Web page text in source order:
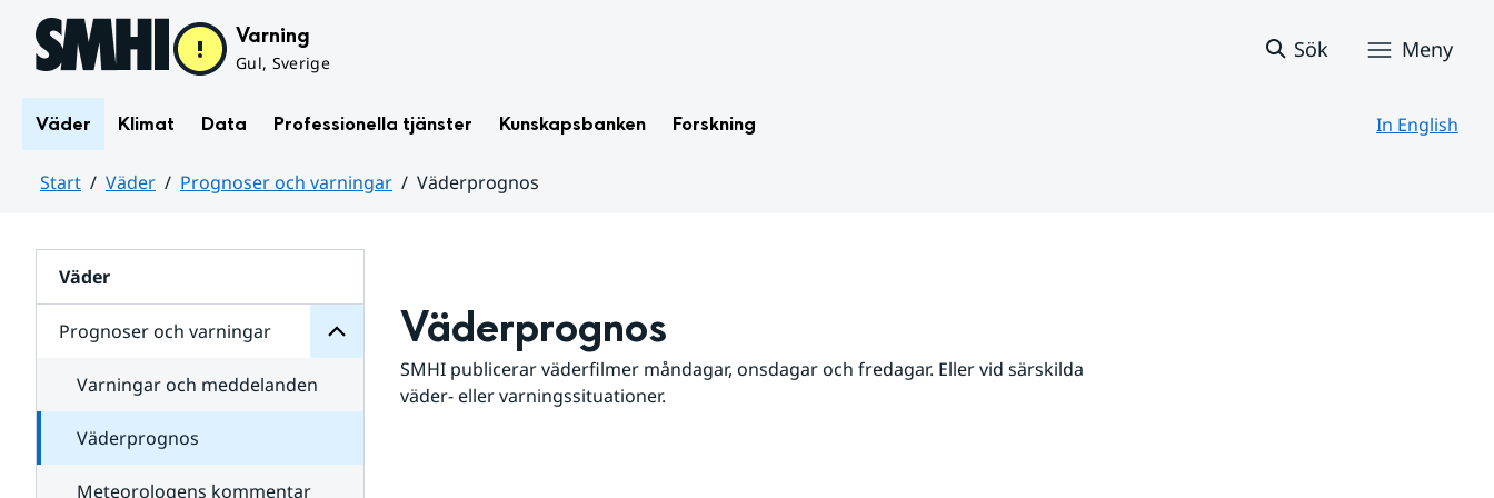
Hoppa till sidans innehåll Varning
Gul, Sverige
Sök Meny
Väder Klimat Data Professionella tjänster Kunskapsbanken Forskning In English
Start Väder Prognoser och varningar
Väderprognos
Väder
Prognoser och varningar
för
varningar
Varningar och meddelanden
Väderprognos
Meteorologens kommentar
Väderprognos
SMHI publicerar väderfilmer måndagar, onsdagar och fredagar. Eller vid särskilda
väder- eller varningssituationer.